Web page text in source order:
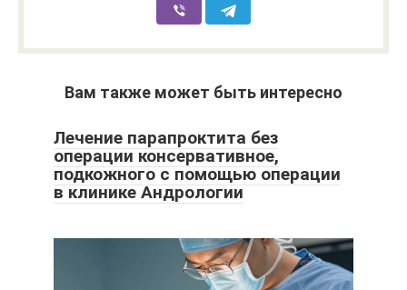
Вам также может быть интересно
Лечение парапроктита без
операции консервативное,
подкожного с помощью операции
в клинике Андрологии